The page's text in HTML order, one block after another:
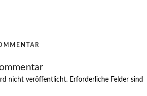
nicht veröffentlicht. Erforderliche Felder sind